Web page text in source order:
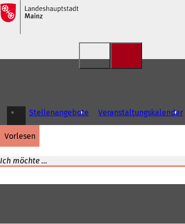
Inhalt anspringen
Stellenangebote Veranstaltungskalender
vorlesen
Ich möchte ...